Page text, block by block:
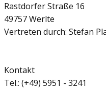
Rastdorfer Straße 16
49757 Werlte
Vertreten durch: ​Stefan
Kontakt
Tel.: (+49) 5951 - 3241